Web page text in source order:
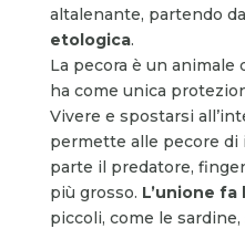
altalenante, partendo
etologica.
La pecora è un animale
ha come unica
Vivere e spostarsi
permette alle pecore di
parte il predatore,
più grosso. L’unione fa
piccoli, come le